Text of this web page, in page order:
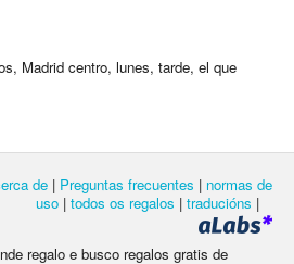
Madrid centro, lunes, tarde, el que
de | Preguntas frecuentes | normas de
uso | todos os regalos | traducións |
regalo e busco regalos gratis de